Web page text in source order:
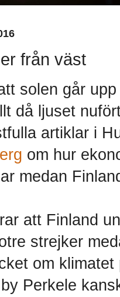
från väst
solen går
då ljuset
artiklar i
om hur
medan
att Finland
strejker
om
Perkele